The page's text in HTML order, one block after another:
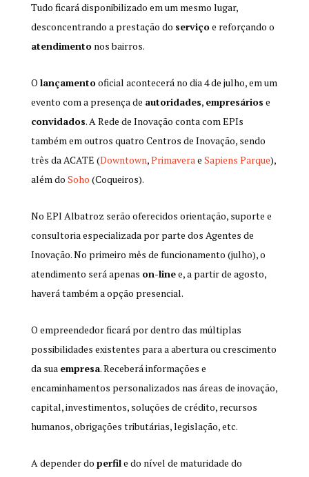
Tudo ficará disponibilizado em um mesmo lugar,
desconcentrando a prestação do serviçoe reforçando o
atendimentonos bairros.
O lançamentooficial acontecerá no dia 4 de julho, em um
evento com a presença de autoridades, empresários e
convidados. A Rede de Inovação conta com EPIs
também em outros quatro Centros de Inovação, sendo
três da ACATE (Downtown,Primaverae Sapiens Parque),
além do Soho (Coqueiros).
No EPI Albatroz serão oferecidos orientação, suporte e
consultoria especializada por parte dos Agentes de
Inovação. No primeiro mês de funcionamento (julho), o
atendimento será apenas on-linee, a partir de agosto,
haverá também a opção presencial.
O empreendedor ficará por dentro das múltiplas
possibilidades existentes para a abertura ou crescimento
da sua empresa. Receberá informações e
encaminhamentos personalizados nas áreas de inovação,
capital, investimentos, soluções de crédito, recursos
humanos, obrigações tributárias, legislação, etc.
A depender do perfile do nível de maturidade do